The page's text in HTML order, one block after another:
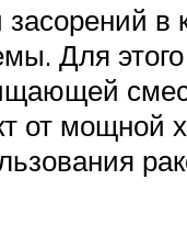
в
Для этого
от мощной